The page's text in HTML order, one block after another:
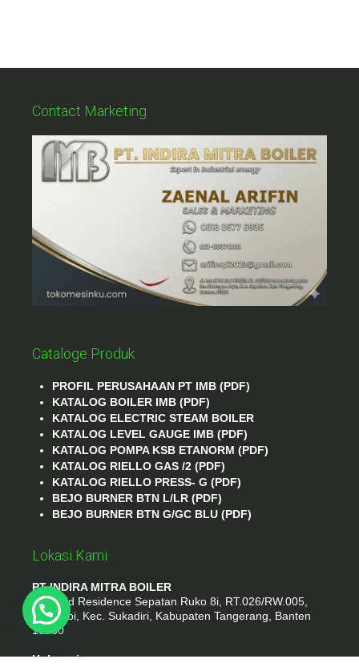
Contact Marketing
Cataloge Produk
PROFIL PERUSAHAAN PT IMB (PDF)
KATALOG BOILER IMB (PDF)
KATALOG ELECTRIC STEAM BOILER
KATALOG LEVEL GAUGE IMB (PDF)
KATALOG POMPA KSB ETANORM (PDF)
KATALOG RIELLO GAS /2 (PDF)
KATALOG RIELLO PRESS- G (PDF)
BEJO BURNER BTN L/LR (PDF)
BEJO BURNER BTN G/GC BLU (PDF)
Lokasi Kami
PT INDIRA MITRA BOILER
Emerald Residence Sepatan Ruko 8i, RT.026/RW.005,
Kosambi, Kec. Sukadiri, Kabupaten Tangerang, Banten
15530
Hubungi